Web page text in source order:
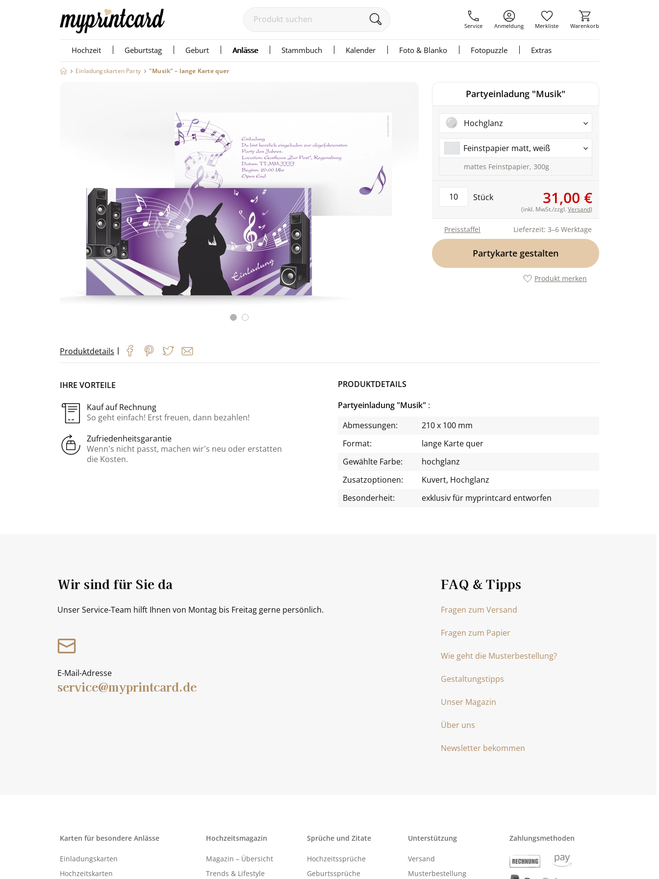
Service Anmeldung Merkliste Warenkorb
Hochzeit Geburtstag Geburt Anlässe Stammbuch Kalender Foto & Blanko Fotopuzzle Extras
Einladungskarten Party "Musik" – lange Karte quer
Partyeinladung "Musik"
Hochglanz
Feinstpapier matt, weiß
mattes Feinstpapier, 300g
Stück 31,00 €
(inkl. MwSt./zzgl. Versand)
Lieferzeit: 3–6 Werktage
Preisstaffel
Partykarte gestalten
Produkt merken
Produktdetails |
IHRE VORTEILE
Kauf auf Rechnung
So geht einfach! Erst freuen, dann bezahlen!
Zufriedenheitsgarantie
Wenn’s nicht passt, machen wir’s neu oder erstatten
die Kosten.
PRODUKTDETAILS
Partyeinladung "Musik"
Abmessungen:
210 x 100 mm
Format:
lange Karte quer
Gewählte Farbe:
hochglanz
Zusatzoptionen:
Kuvert, Hochglanz
Besonderheit:
exklusiv für myprintcard entworfen
FAQ & Tipps
Fragen zum Versand
Fragen zum Papier
Wie geht die Musterbestellung?
Gestaltungstipps
Unser Magazin
Über uns
Newsletter bekommen
Wir sind für Sie da
Unser Service-Team hilft Ihnen von Montag bis Freitag gerne persönlich.
E-Mail-Adresse
service@myprintcard.de
Karten für besondere Anlässe
Einladungskarten
Hochzeitskarten
Hochzeitsmagazin
Magazin – Übersicht
Trends & Lifestyle
Sprüche und Zitate
Hochzeitssprüche
Geburtssprüche
Unterstützung
Versand
Musterbestellung
Zahlungsmethoden